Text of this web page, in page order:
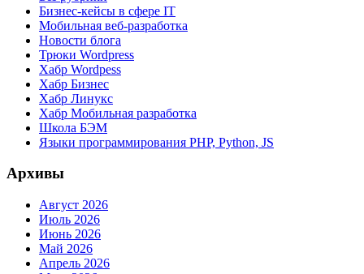
Бизнес-кейсы в сфере IT
Мобильная веб-разработка
Новости блога
Трюки Wordpress
Хабр Wordpess
Хабр Бизнес
Хабр Линукс
Хабр Мобильная разработка
Школа БЭМ
Языки программирования PHP, Python, JS
Архивы
Август 2026
Июль 2026
Июнь 2026
Май 2026
Апрель 2026